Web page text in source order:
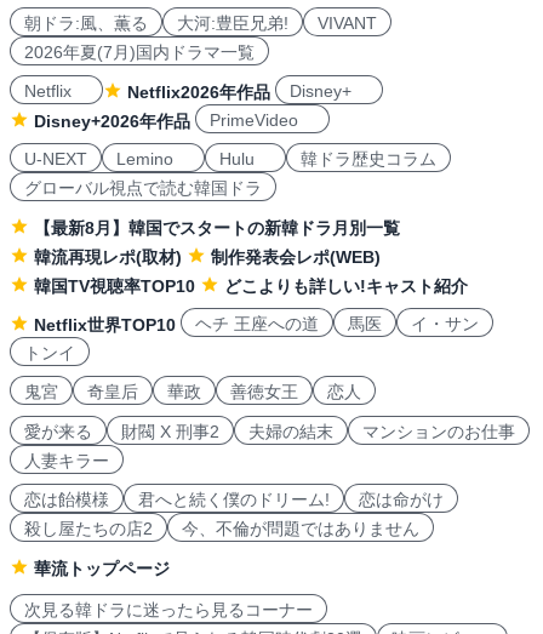
朝ドラ:風、薫る 大河:豊臣兄弟!
VIVANT
2026年夏(7月)国内ドラマ一覧
Netflix
Netflix2026年作品
Disney+
Disney+2026年作品
PrimeVideo
U-NEXT
Lemino Hulu
韓ドラ歴史コラム
グローバル視点で読む韓国ドラ
【最新8月】韓国でスタートの新韓ドラ月別一覧
韓流再現レポ(取材)
制作発表会レポ(WEB)
韓国TV視聴率TOP10
どこよりも詳しい!キャスト紹介
Netflix世界TOP10
ヘチ 王座への道 馬医
イ・サン
トンイ
鬼宮
奇皇后 華政 善徳女王 恋人
愛が来る 財閥 X 刑事2 夫婦の結末
マンションのお仕事
人妻キラー
恋は飴模様
君へと続く僕のドリーム!
恋は命がけ
殺し屋たちの店2
今、不倫が問題ではありません
華流トップページ
次見る韓ドラに迷ったら見るコーナー